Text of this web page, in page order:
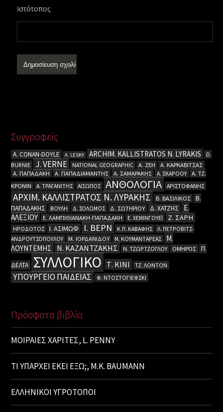
Ιστότοπος
Συγγραφείς
A. CΟΝΑΝ-DOYLE A. LESKY ARCHIM. KALLISTRATOS N. LYRAKIS
D.
BURNIE
J. VERNE NATIONAL GEOGRAPHIC Α. ΖΕΗ
Α. ΚΑΡΚΑΒΙΤΣΑΣ
Α. ΠΑΠΑΔΑΚΗ
Α. ΠΑΠΑΔΙΑΜΑΝΤΗΣ Α. ΣΑΜΑΡΑΚΗΣ Α. ΣΚΑΡΟΟΥ
Α. ΤΖ.
ΚΡΟΝΙΝ
Α. ΤΡΑΓΑΝΙΤΗΣ ΑΙΣΩΠΟΣ ΑΝΘΟΛΟΓΙΑ ΑΡΙΣΤΟΦΑΝΗΣ
ΑΡΧΙΜ. ΚΑΛΛΙΣΤΡΑΤΟΣ Ν. ΛΥΡΑΚΗΣ Β. ΒΑΣΙΛΙΚΟΣ
Β.
ΠΑΠΑΔΑΚΗΣ
ΒΟΥΛΗ Δ. ΣΟΛΩΜΟΣ Δ. ΣΩΤΗΡΙΟΥ Δ. ΧΑΤΖΗΣ
Ε.
ΑΛΕΞΙΟΥ
Ε. ΛΑΜΠΙΘΙΑΝΑΚΗ-ΠΑΠΑΔΑΚΗ Ε. ΧΕΜΙΝΓΟΥΕΪ Ζ. ΣΑΡΗ
ΗΡΟΔΟΤΟΣ Ι. ΑΣΙΜΩΦ Ι. ΒΕΡΝ Κ.Π. ΚΑΒΑΦΗΣ
Λ. ΠΕΤΡΟΒΙΤΣ-
ΑΝΔΡΟΥΤΣΟΠΟΥΛΟΥ
Μ. ΙΟΡΔΑΝΙΔΟΥ Μ. ΚΟΥΜΑΝΤΑΡΕΑΣ
Μ.
ΛΟΥΝΤΕΜΗΣ
Ν. ΚΑΖΑΝΤΖΑΚΗΣ Ν. ΤΖΩΡΤΖΟΓΛΟΥ ΟΜΗΡΟΣ
Π.
ΔΕΛΤΑ
ΣΥΛΛΟΓΙΚΟ Τ. ΚΙΝΙ ΤΖ. ΛΟΝΤΟΝ
ΥΠΟΥΡΓΕΙΟ ΠΑΙΔΕΙΑΣ Φ. ΝΤΟΣΤΟΓΙΕΦΣΚΙ
Πρόσφατα βιβλία
ΜΟΙΡΑΙΕΣ ΧΑΡΙΤΕΣ, L. PENNY
ΤΙ ΥΠΑΡΧΕΙ ΕΚΕΙ ΕΞΩ;, M.K. BAUMANN
ΕΛΛΗΝΙΚΟΙ ΥΓΡΟΤΟΠΟΙ